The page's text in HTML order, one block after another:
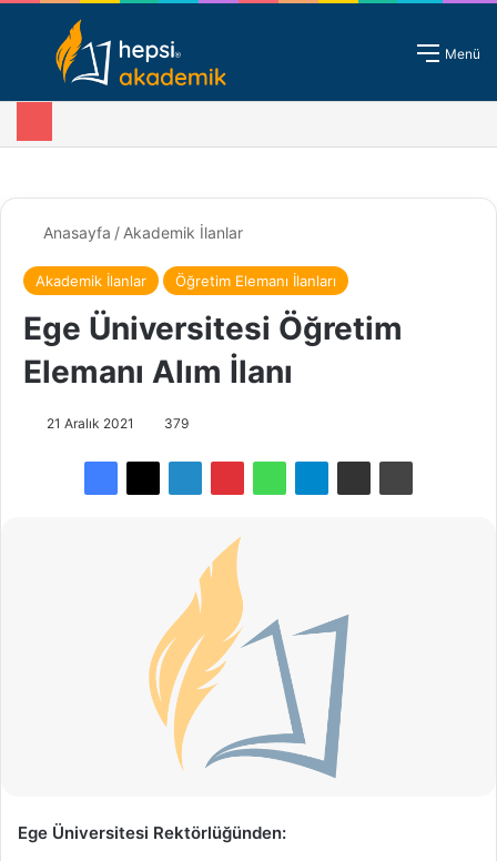
Giriş - Kayıt Menü
Anasayfa / Akademik İlanlar
Akademik İlanlar Öğretim Elemanı İlanları
Ege Üniversitesi Öğretim
Elemanı Alım İlanı
21 Aralık 2021 379
Ege Üniversitesi Rektörlüğünden: